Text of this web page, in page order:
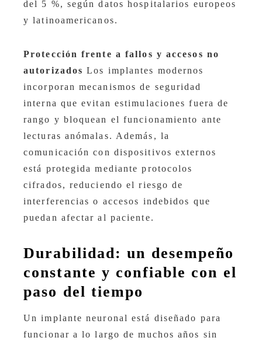
del 5 %, según datos hospitalarios europeos
y latinoamericanos.
Protección frente a fallos y accesos no
autorizados Los implantes modernos
incorporan mecanismos de seguridad
interna que evitan estimulaciones fuera de
rango y bloquean el funcionamiento ante
lecturas anómalas. Además, la
comunicación con dispositivos externos
está protegida mediante protocolos
cifrados, reduciendo el riesgo de
interferencias o accesos indebidos que
puedan afectar al paciente.
Durabilidad: un desempeño
constante y confiable con el
paso del tiempo
Un implante neuronal está diseñado para
funcionar a lo largo de muchos años sin